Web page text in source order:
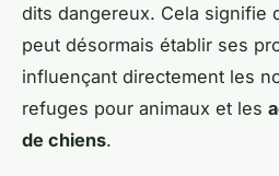
dits dangereux. Cela signifie
peut désormais établir ses
influençant directement les
refuges pour animaux et les
de chiens.